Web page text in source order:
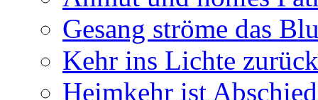
Gesang ströme das
Kehr ins Lichte zurück
Heimkehr ist